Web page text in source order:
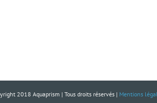
2018 Aquaprism | Tous droits réservés | Mentions